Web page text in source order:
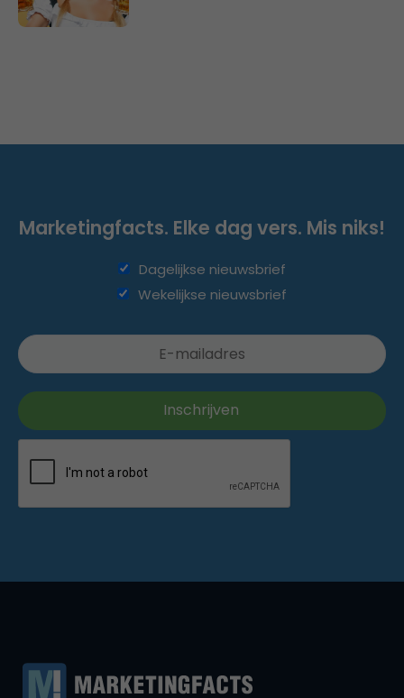
Marketingfacts. Elke dag vers. Mis niks!
Dagelijkse nieuwsbrief
Wekelijkse nieuwsbrief